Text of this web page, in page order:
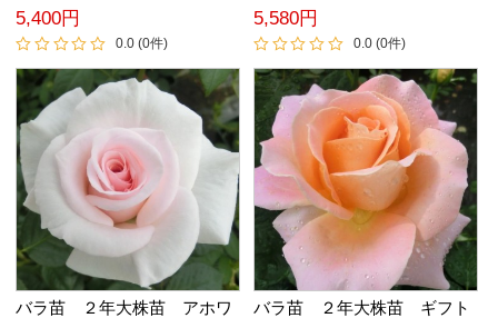
5,400円
0.0 (0件)
5,580円
0.0 (0件)
バラ苗 ２年大株苗 アホワ
バラ苗 ２年大株苗 ギフト